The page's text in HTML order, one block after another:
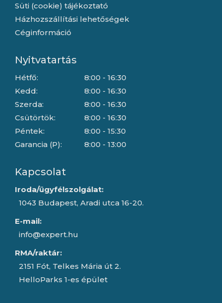
Süti (cookie) tájékoztató
Házhozszállítási lehetőségek
Céginformáció
Nyitvatartás
Hétfő:
Kedd:
Szerda:
Csütörtök:
Péntek:
Garancia (P):
8:00 - 16:30
8:00 - 16:30
8:00 - 16:30
8:00 - 16:30
8:00 - 15:30
8:00 - 13:00
Kapcsolat
Iroda/ügyfélszolgálat:
1043 Budapest, Aradi utca 16-20.
E-mail:
info@expert.hu
RMA/raktár:
2151 Fót, Telkes Mária út 2.
HelloParks 1-es épület